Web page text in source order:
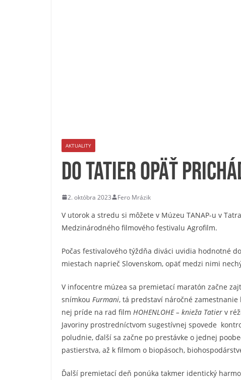
AKTUALITY
Do Tatier opäť
2. októbra 2023 Fero Mrázik
V utorok a stredu si môžete v Múzeu TANAP-u v
Medzinárodného filmového festivalu Agrofilm.
Počas festivalového týždňa diváci uvidia hodnotné
miestach naprieč Slovenskom, opäť medzi nimi
V infocentre múzea sa premietací maratón začne
snímkou Furmani, tá predstaví náročné
nej príde na rad film HOHENLOHE – knieža Tatier v
Javoriny prostredníctvom sugestívnej spovede
poludnie, ďalší sa začne po prestávke o jednej
pastierstva, až k filmom o biopásoch,
Ďalší premietací deň ponúka takmer identický